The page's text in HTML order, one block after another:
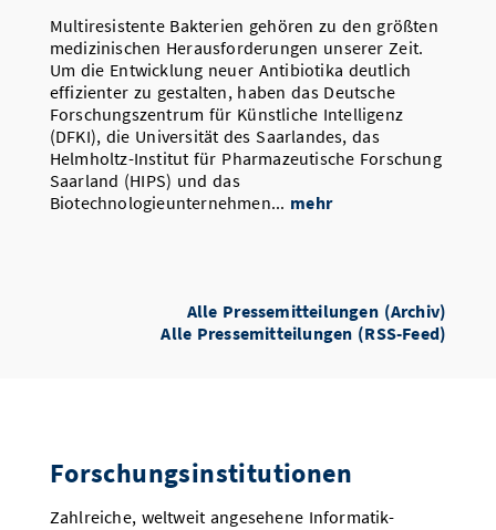
Multiresistente Bakterien gehören zu den größten
medizinischen Herausforderungen unserer Zeit.
Um die Entwicklung neuer Antibiotika deutlich
effizienter zu gestalten, haben das Deutsche
Forschungszentrum für Künstliche Intelligenz
(DFKI), die Universität des Saarlandes, das
Helmholtz-Institut für Pharmazeutische Forschung
Saarland (HIPS) und das
Biotechnologieunternehmen... mehr
Alle Pressemitteilungen (Archiv)
Alle Pressemitteilungen (RSS-Feed)
Forschungsinstitutionen
Zahlreiche, weltweit angesehene Informatik-